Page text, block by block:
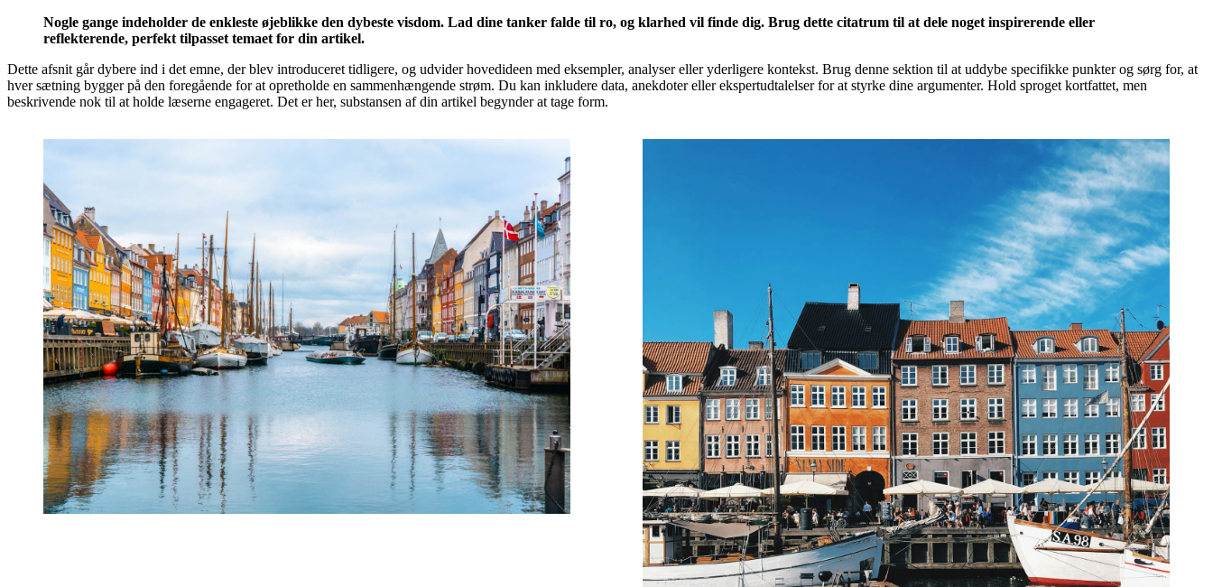
Nogle gange indeholder de enkleste øjeblikke den dybeste visdom. Lad dine tanker falde til ro, og klarhed vil finde dig. Brug dette citatrum til at dele noget inspirerende eller
reflekterende, perfekt tilpasset temaet for din artikel.
Dette afsnit går dybere ind i det emne, der blev introduceret tidligere, og udvider hovedideen med eksempler, analyser eller yderligere kontekst. Brug denne sektion til at uddybe specifikke punkter og sørg for, at
hver sætning bygger på den foregående for at opretholde en sammenhængende strøm. Du kan inkludere data, anekdoter eller ekspertudtalelser for at styrke dine argumenter. Hold sproget kortfattet, men
beskrivende nok til at holde læserne engageret. Det er her, substansen af din artikel begynder at tage form.